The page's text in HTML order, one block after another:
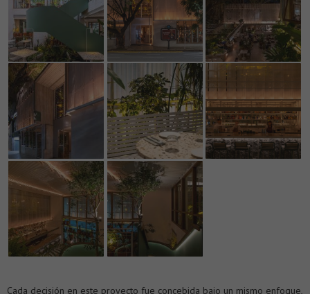
Cada decisión en este proyecto fue concebida bajo un mismo enfoque,